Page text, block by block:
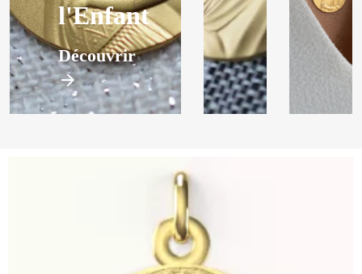
l'Enfant
Découvrir
